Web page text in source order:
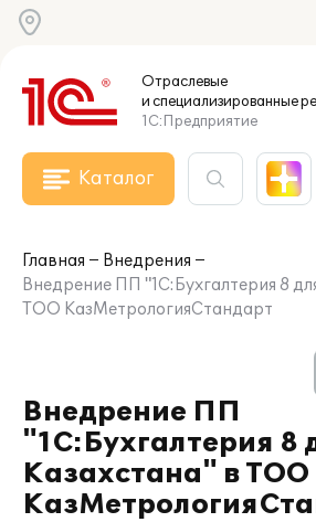
Отраслевые
и специализированные
1С:Предприятие
Каталог
Главная
Внедрения
Внедрение ПП "1С:Бухгалтерия 8
ТОО КазМетрологияСтандарт
Внедрение ПП
"1С:Бухгалтерия 8
Казахстана" в ТОО